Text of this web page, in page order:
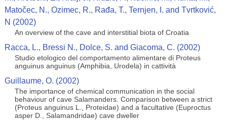
Matočec, N., Ozimec, R., Rađa, T., Ternjen, I. and Tvrtković,
N (2002)
An overview of the cave and interstitial biota of Croatia
Racca, L., Bressi N., Dolce, S. and Giacoma, C. (2002)
Studio etologico del comportamento alimentare di Proteus
anguinus anguinus (Amphibia, Urodela) in cattività
Guillaume, O. (2002)
The importance of chemical communication in the social
behaviour of cave Salamanders. Comparison between a strict
(Proteus anguinus L., Proteidae) and a facultative (Euproctus
asper D., Salamandridae) cave dweller